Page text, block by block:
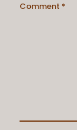
Comment *